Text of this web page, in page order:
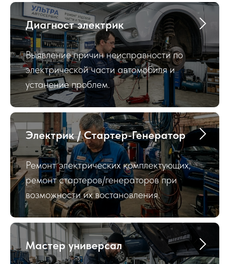
Диагност электрик
Выявление причин неисправности по
электрической части автомобиля и
устанение проблем.
Электрик / Стартер-Генератор
Ремонт электрических комплектующих,
ремонт стартеров/генераторов при
возможности их востановления.
Мастер универсал